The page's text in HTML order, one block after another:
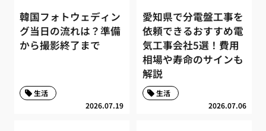
韓国フォトウェディン
グ当日の流れは？準備
から撮影終了まで
2026.07.19
生活
愛知県で分電盤工事を
依頼できるおすすめ電
気工事会社5選！費用
相場や寿命のサインも
解説
2026.07.06
生活